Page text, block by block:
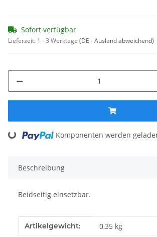
Sofort verfügbar
Lieferzeit: 1 - 3 Werktage (DE - Ausland abweichend)
Loading... Komponenten werden
Beschreibung
Beidseitig einsetzbar.
Produkteigenschaft
Wert
Artikelgewicht: 0,35 kg